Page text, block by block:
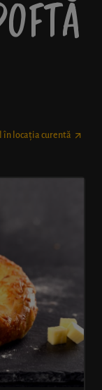
în locația curentă